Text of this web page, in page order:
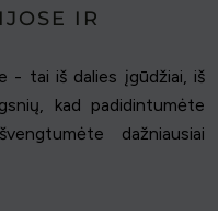
IR
- tai iš dalies įgūdžiai, iš
kad padidintumėte
dažniausiai